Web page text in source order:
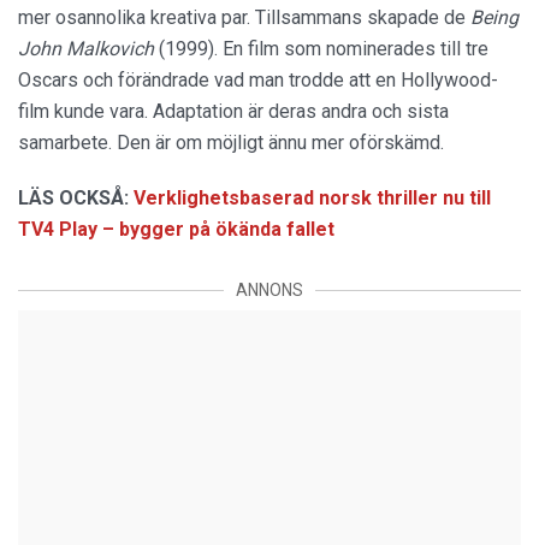
mer osannolika kreativa par. Tillsammans skapade de Being
John Malkovich(1999). En film som nominerades till tre
Oscars och förändrade vad man trodde att en Hollywood-
film kunde vara. Adaptation är deras andra och sista
samarbete. Den är om möjligt ännu mer oförskämd.
LÄS OCKSÅ: Verklighetsbaserad norsk thriller nu till
TV4 Play – bygger på ökända fallet
ANNONS